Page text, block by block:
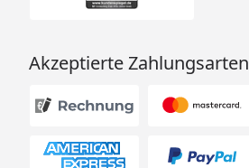
Akzeptierte Zahlungsarten